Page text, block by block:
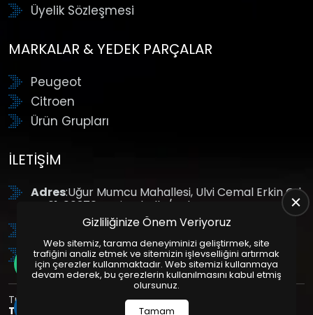
Üyelik Sözleşmesi
MARKALAR & YEDEK PARÇALAR
Peugeot
Citroen
Ürün Grupları
İLETIŞIM
Adres:Uğur Mumcu Mahallesi, Ulvi Cemal Erkin Cd.
No:61, 06370 Yenimahalle/Ankara
: +90 (312) 354 8888
GSM: +90 (532) 343 4085
Tüm Hakları Saklıdır. | Bu site Us Yazılım
Tasarım
Paketleri ile Hazırlanmıştır. © 2025
Gizliliğinize Önem Veriyoruz
Web sitemiz, tarama deneyiminizi geliştirmek, site
trafiğini analiz etmek ve sitemizin işlevselliğini artırmak
için çerezler kullanmaktadır. Web sitemizi kullanmaya
devam ederek, bu çerezlerin kullanılmasını kabul etmiş
olursunuz.
Tamam